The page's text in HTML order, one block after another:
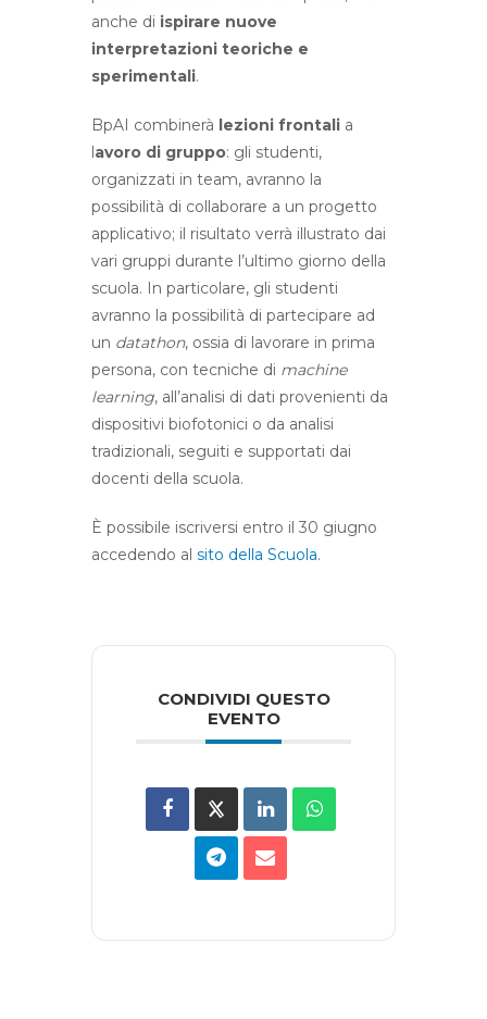
anche di ispirare nuove
interpretazioni teoriche e
sperimentali.
BpAI combinerà lezioni frontali a
avoro di gruppo: gli studenti,
organizzati in team, avranno la
possibilità di collaborare a un progetto
applicativo; il risultato verrà illustrato dai
vari gruppi durante l’ultimo giorno della
scuola. In particolare, gli studenti
avranno la possibilità di partecipare ad
un datathon, ossia di lavorare in prima
persona, con tecniche di machine
learning, all’analisi di dati provenienti da
dispositivi biofotonici o da analisi
tradizionali, seguiti e supportati dai
docenti della scuola.
È possibile iscriversi entro il 30 giugno
accedendo al sito della Scuola.
CONDIVIDI QUESTO
EVENTO